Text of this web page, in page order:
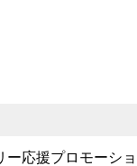
ー応援プロモーショ